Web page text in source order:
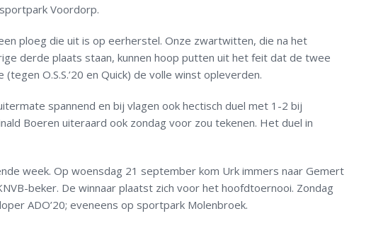
Voordorp.
ploeg die uit is op eerherstel. Onze zwartwitten, die na het
derde plaats staan, kunnen hoop putten uit het feit dat de twee
O.S.S.’20 en Quick) de volle winst opleverden.
spannend en bij vlagen ook hectisch duel met 1-2 bij
Boeren uiteraard ook zondag voor zou tekenen. Het duel in
week. Op woensdag 21 september kom Urk immers naar Gemert
beker. De winnaar plaatst zich voor het hoofdtoernooi. Zondag
ADO’20; eveneens op sportpark Molenbroek.